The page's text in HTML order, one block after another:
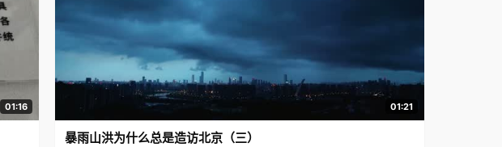
01:16 01:21
暴雨山洪为什么总是造访北京（三）